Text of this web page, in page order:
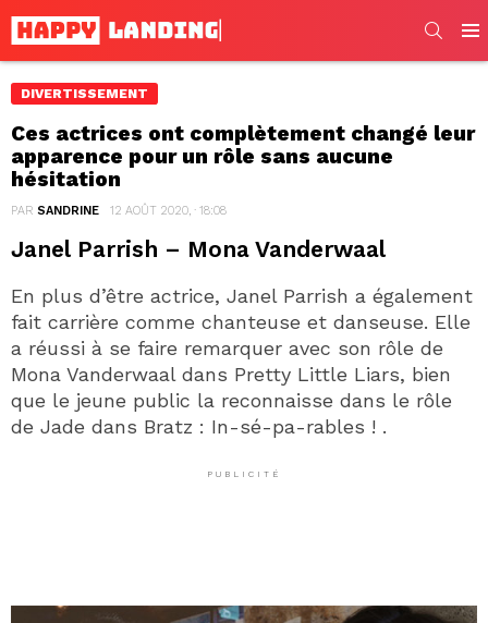
DIVERTISSEMENT
Ces actrices ont complètement changé leur
apparence pour un rôle sans aucune
hésitation
PAR SANDRINE 12 AOÛT 2020, · 18:08
Janel Parrish – Mona Vanderwaal
En plus d’être actrice, Janel Parrish a également
fait carrière comme chanteuse et danseuse. Elle
a réussi à se faire remarquer avec son rôle de
Mona Vanderwaal dans Pretty Little Liars, bien
que le jeune public la reconnaisse dans le rôle
de Jade dans Bratz : In-sé-pa-rables ! .
PUBLICITÉ